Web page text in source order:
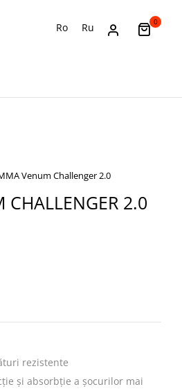
Ro Ru 0
Venum Challenger 2.0
2.0
rezistente
și absorbție a șocurilor mai